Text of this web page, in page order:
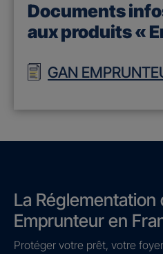
Documents
aux produits «
GAN
La Réglementation
Emprunteur en
Protéger votre prêt, votre